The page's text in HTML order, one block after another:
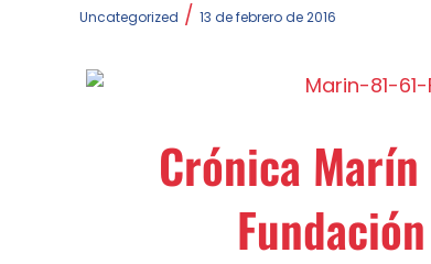
Uncategorized / 13 de febrero de 2016
Crónica Marín